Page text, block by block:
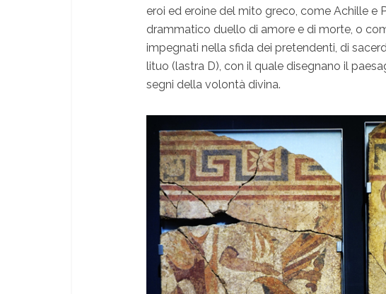
eroi ed eroine del mito greco, come Achille e
drammatico duello di amore e di morte, o
impegnati nella sfida dei pretendenti, di
lituo (lastra D), con il quale disegnano il
segni della volontà divina.